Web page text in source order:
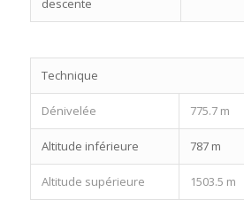
descente
Technique
Dénivelée 775.7 m
Altitude inférieure 787 m
Altitude supérieure 1503.5 m